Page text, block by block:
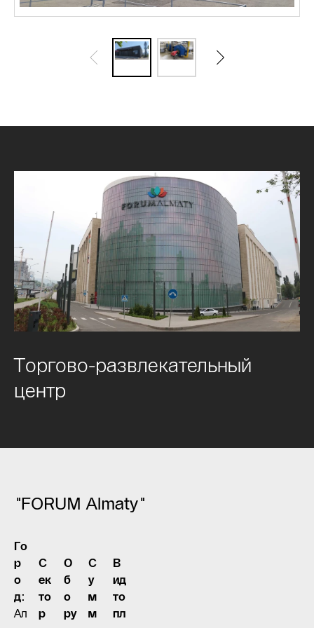
Торгово-развлекательный
центр
"FORUM Almaty"
Го
р
о
д:
Ал
С
ек
то
р
О
б
о
ру
С
у
м
м
В
ид
то
пл